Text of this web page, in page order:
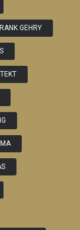
GEHRY